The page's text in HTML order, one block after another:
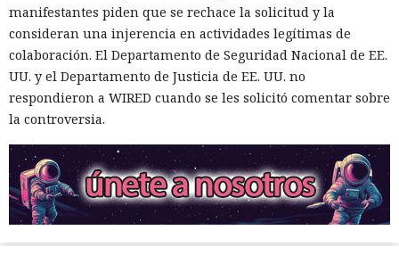
manifestantes piden que se rechace la solicitud y la
consideran una injerencia en actividades legítimas de
colaboración. El Departamento de Seguridad Nacional de EE.
UU. y el Departamento de Justicia de EE. UU. no
respondieron a WIRED cuando se les solicitó comentar sobre
la controversia.